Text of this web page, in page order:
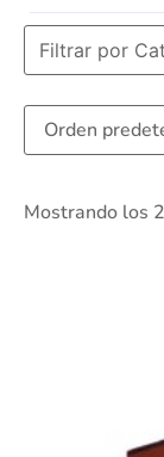
Filtrar por
Mostrando los